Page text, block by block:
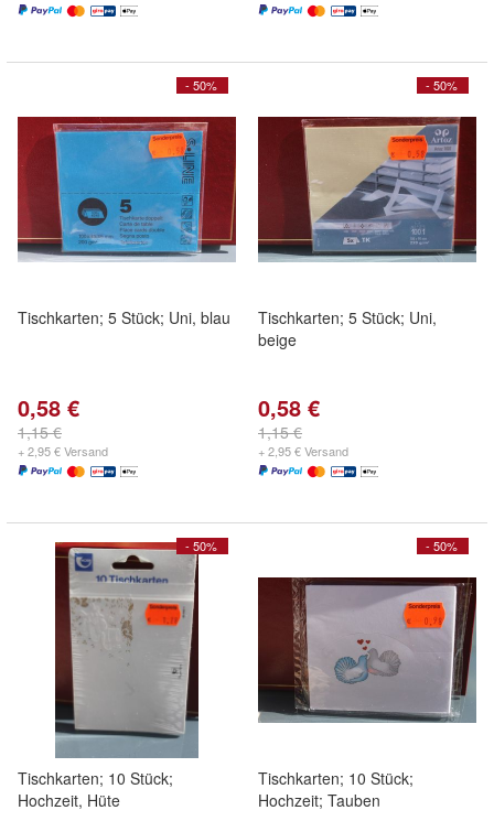
- 50%
Tischkarten; 5 Stück; Uni, blau
0,58 €
1,15 €
+ 2,95 € Versand
- 50%
Tischkarten; 5 Stück; Uni,
beige
0,58 €
1,15 €
+ 2,95 € Versand
- 50%
Tischkarten; 10 Stück;
Hochzeit, Hüte
- 50%
Tischkarten; 10 Stück;
Hochzeit; Tauben